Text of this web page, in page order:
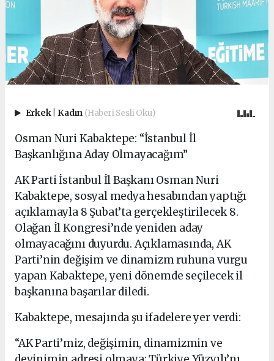
Erkek Kadın (Haberi Sesli Oku)
Osman Nuri Kabaktepe: “İstanbul İl
Başkanlığına Aday Olmayacağım”
AK Parti İstanbul İl Başkanı Osman Nuri
Kabaktepe, sosyal medya hesabından yaptığı
açıklamayla 8 Şubat’ta gerçekleştirilecek 8.
Olağan İl Kongresi’nde yeniden aday
olmayacağını duyurdu. Açıklamasında, AK
Parti’nin değişim ve dinamizm ruhuna vurgu
yapan Kabaktepe, yeni dönemde seçilecek il
başkanına başarılar diledi.
Kabaktepe, mesajında şu ifadelere yer verdi:
“AK Parti’miz, değişimin, dinamizmin ve